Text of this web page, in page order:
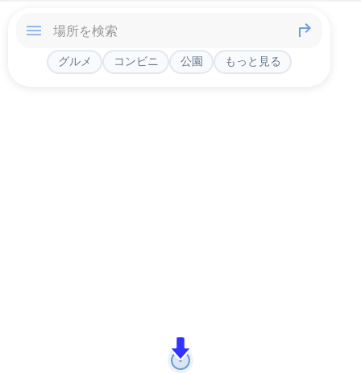
グルメ コンビニ 公園 もっと見る